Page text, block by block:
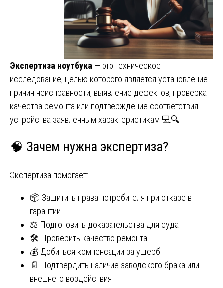
Экспертиза ноутбука — это техническое
исследование, целью которого является установление
причин неисправности, выявление дефектов, проверка
качества ремонта или подтверждение соответствия
устройства заявленным характеристикам 💻🔍
🧠 Зачем нужна экспертиза?
Экспертиза помогает:
📦 Защитить права потребителя при отказе в
гарантии
⚖️ Подготовить доказательства для суда
🛠️ Проверить качество ремонта
💰 Добиться компенсации за ущерб
📄 Подтвердить наличие заводского брака или
внешнего воздействия